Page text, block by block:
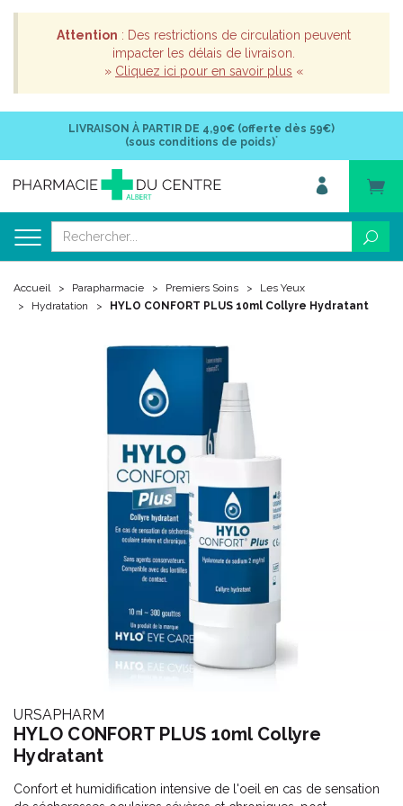
Attention : Des restrictions de circulation peuvent
impacter les délais de livraison.
» Cliquez ici pour en savoir plus «
LIVRAISON À PARTIR DE 4,90€ (offerte dès 59€)
(sous conditions de poids)*
Accueil Parapharmacie Premiers Soins
Les Yeux
Hydratation
HYLO CONFORT PLUS 10ml Collyre Hydratant
URSAPHARM
HYLO CONFORT PLUS 10ml Collyre
Hydratant
Confort et humidification intensive de l'oeil en cas de sensation